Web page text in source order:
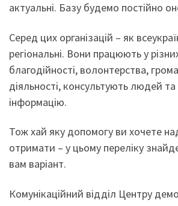
актуальні. Базу будемо постійно
Серед цих організацій – як
регіональні. Вони працюють у
благодійності, волонтерства,
діяльності, консультують людей
інформацію.
Тож хай яку допомогу ви хочете
отримати – у цьому переліку
вам варіант.
Комунікаційний відділ Центру